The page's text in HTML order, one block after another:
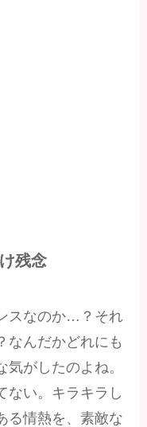
残念
スなのか…？それ
なんだかどれにも
がしたのよね。
ない。キラキラし
る情熱を、素敵な